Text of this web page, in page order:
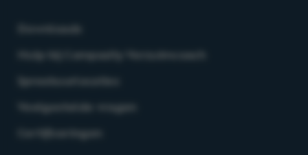
Hulp bij Compasity Verzuimcoach
Spreekuurlocaties
Veelgestelde vragen
Certificeringen